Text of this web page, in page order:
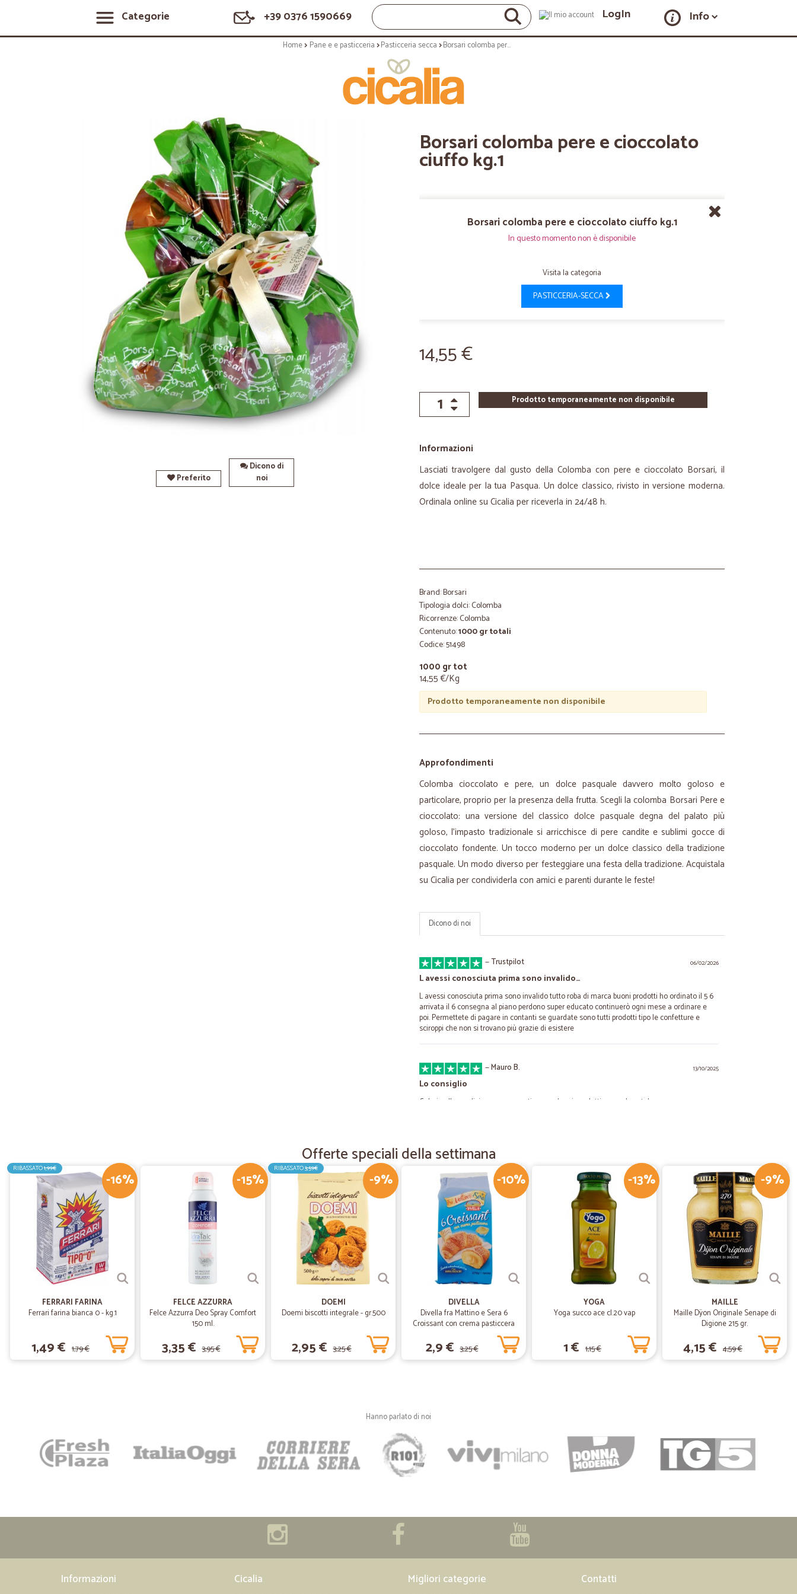
Categorie +39 0376 1590669 LogIn Info
Home Pane e e pasticceria Pasticceria secca Borsari colomba pere e cioccolato ciuffo kg.1
Preferito
Dicono di
noi
Borsari colomba pere e cioccolato
ciuffo kg.1
Borsari colomba pere e cioccolato ciuffo kg.1
In questo momento non è disponibile
Visita la categoria
PASTICCERIA-SECCA
14,55 €
Prodotto temporaneamente non disponibile
Informazioni
Lasciati travolgere dal gusto della Colomba con pere e cioccolato Borsari, il
dolce ideale per la tua Pasqua. Un dolce classico, rivisto in versione moderna.
Ordinala online su Cicalia per riceverla in 24/48 h.
Brand: Borsari
Tipologia dolci: Colomba
Ricorrenze: Colomba
Contenuto:1000 gr totali
Codice: 51498
1000 gr tot
14,55 €/Kg
Prodotto temporaneamente non disponibile
Approfondimenti
Colomba cioccolato e pere, un dolce pasquale davvero molto goloso e
particolare, proprio per la presenza della frutta. Scegli la colomba Borsari Pere e
cioccolato: una versione del classico dolce pasquale degna del palato più
goloso, l’impasto tradizionale si arricchisce di pere candite e sublimi gocce di
cioccolato fondente. Un tocco moderno per un dolce classico della tradizione
pasquale. Un modo diverso per festeggiare una festa della tradizione. Acquistala
su Cicalia per condividerla con amici e parenti durante le feste!
Dicono di noi
06/02/2026
—Trustpilot
L avessi conosciuta prima sono invalido…
L avessi conosciuta prima sono invalido tutto roba di marca buoni prodotti ho ordinato il 5 6
arrivata il 6 consegna al piano perdono super educato continuerò ogni mese a ordinare e
poi. Permettete di pagare in contanti se guardate sono tutti prodotti tipo le confetture e
sciroppi che non si trovano più grazie di esistere
13/10/2025
—Mauro B.
Lo consiglio
Celeri nella spedizione, consegnati senza danni, prodotti come da catalogo.
Ottima esperienza.
Ottima esperienza.
21/06/2023
—Antonio walter R.
Perfetto! Una garanzia!
Velocità, cordialità e disponibilità. Sito di alto livello!!! Complimenti
—Parisi N.
Tutto perfetto
Tutto perfetto
14/10/2020
—Angela M.
24/07/2020
Spefizione veloce
Spefizione veloce. Piccolo problema da me creato risolto immediatamente al telefono.unico
Un vero e proprio supermercato online, ben fornito, molto comodo perchè permette di
Offerte speciali della settimana
-16%
RIBASSATO1,99€
FERRARI FARINA
Ferrari farina bianca 0 - kg.1
1,49 € 1,79 €
-15%
FELCE AZZURRA
Felce Azzurra Deo Spray Comfort
150 ml.
3,35 € 3,95 €
-9%
RIBASSATO3,59€
DOEMI
Doemi biscotti integrale - gr.500
2,95 € 3,25 €
-10%
DIVELLA
Divella fra Mattino e Sera 6
Croissant con crema pasticcera
2,9 € 3,25 €
-13%
YOGA
Yoga succo ace cl.20 vap
1 € 1,15 €
-9%
MAILLE
Maille Dÿon Originale Senape di
Digione 215 gr.
4,15 € 4,59 €
Hanno parlato di noi
Informazioni Cicalia Migliori categorie Contatti